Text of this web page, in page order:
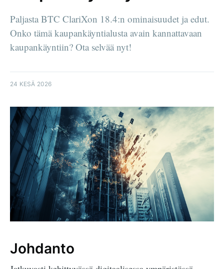
Paljasta BTC ClariXon 18.4:n ominaisuudet ja edut.
Onko tämä kaupankäyntialusta avain kannattavaan
kaupankäyntiin? Ota selvää nyt!
24 KESÄ 2026
Johdanto